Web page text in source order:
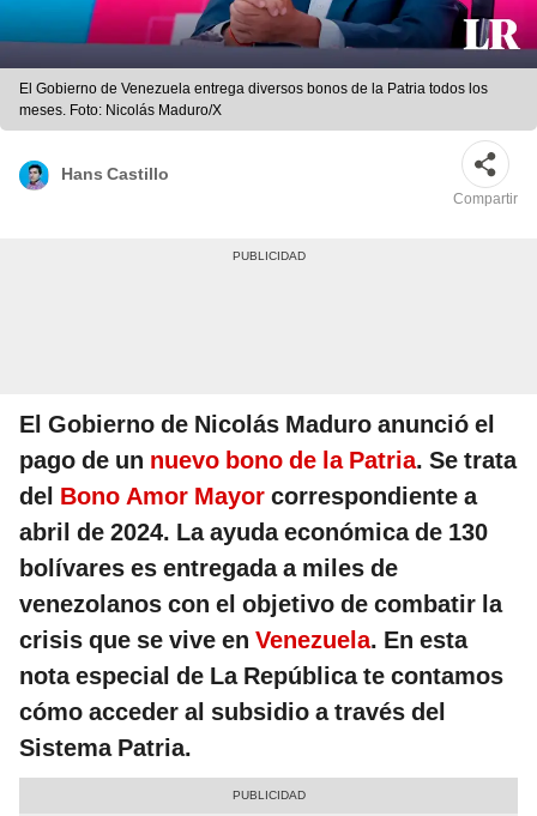
El Gobierno de Venezuela entrega diversos bonos de la Patria todos los
meses. Foto: Nicolás Maduro/X
Hans Castillo
Compartir
El Gobierno de Nicolás Maduro anunció el
pago de un nuevo bono de la Patria. Se trata
del Bono Amor Mayor correspondiente a
abril de 2024. La ayuda económica de 130
bolívares es entregada a miles de
venezolanos con el objetivo de combatir la
crisis que se vive en Venezuela. En esta
nota especial de La República te contamos
cómo acceder al subsidio a través del
Sistema Patria.